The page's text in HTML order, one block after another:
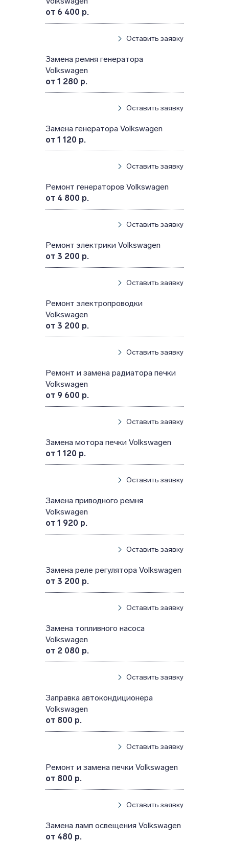
от 6 400 р.
Оставить заявку
Замена ремня генератора
Volkswagen
от 1 280 р.
Оставить заявку
Замена генератора Volkswagen
от 1 120 р.
Оставить заявку
Ремонт генераторов Volkswagen
от 4 800 р.
Оставить заявку
Ремонт электрики Volkswagen
от 3 200 р.
Оставить заявку
Ремонт электропроводки
Volkswagen
от 3 200 р.
Оставить заявку
Ремонт и замена радиатора печки
Volkswagen
от 9 600 р.
Оставить заявку
Замена мотора печки Volkswagen
от 1 120 р.
Оставить заявку
Замена приводного ремня
Volkswagen
от 1 920 р.
Оставить заявку
Замена реле регулятора Volkswagen
от 3 200 р.
Оставить заявку
Замена топливного насоса
Volkswagen
от 2 080 р.
Оставить заявку
Заправка автокондиционера
Volkswagen
от 800 р.
Оставить заявку
Ремонт и замена печки Volkswagen
от 800 р.
Оставить заявку
Замена ламп освещения Volkswagen
от 480 р.